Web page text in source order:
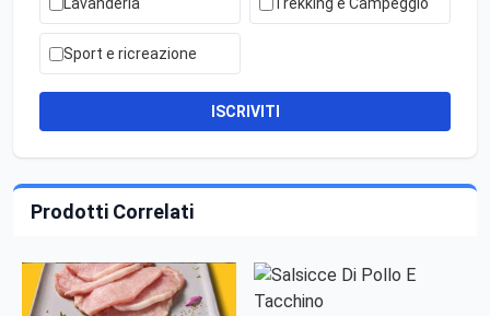
Sport e ricreazione
ISCRIVITI
Prodotti Correlati